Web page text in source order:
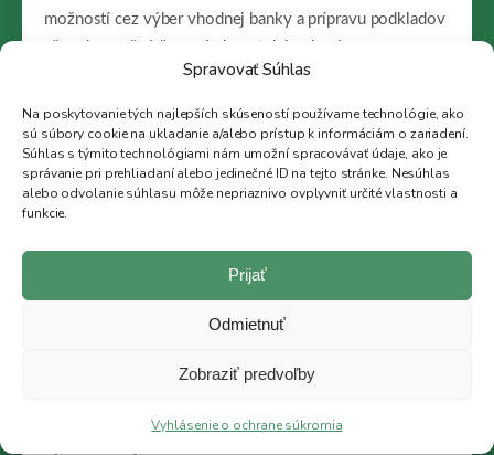
Spravovať Súhlas
Na poskytovanie tých najlepších skúseností používame technológie, ako
sú súbory cookie na ukladanie a/alebo prístup k informáciám o zariadení.
Súhlas s týmito technológiami nám umožní spracovávať údaje, ako je
správanie pri prehliadaní alebo jedinečné ID na tejto stránke. Nesúhlas
alebo odvolanie súhlasu môže nepriaznivo ovplyvniť určité vlastnosti a
funkcie.
Prijať
Odmietnuť
Zobraziť predvoľby
Vyhlásenie o ochrane súkromia
možností cez výber vhodnej banky a prípravu podkladov
hamracek@38rk.sk
Porovnanie viacerých bánk
Jedna banka vám predstaví iba svoju ponuku. My
vašich príjmov, záväzkov, vlastných zdrojov a ceny